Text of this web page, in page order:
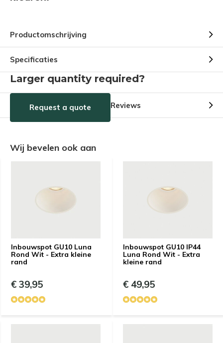
Productomschrijving
Specificaties
Larger quantity required?
Request a quote Reviews
Wij bevelen ook aan
Inbouwspot GU10 Luna
Rond Wit - Extra kleine
rand
€ 39,95
Inbouwspot GU10 IP44
Luna Rond Wit - Extra
kleine rand
€ 49,95